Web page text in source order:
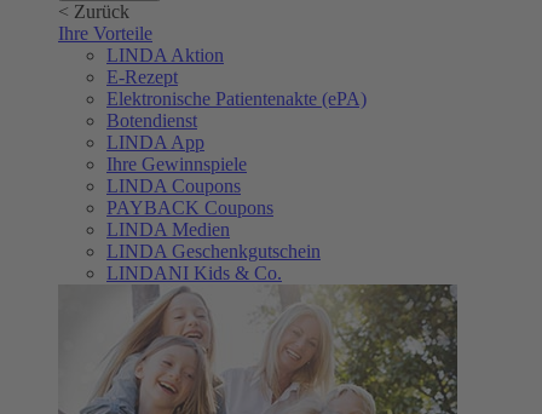
< Zurück
Ihre Vorteile
LINDA Aktion
E-Rezept
Elektronische Patientenakte (ePA)
Botendienst
LINDA App
Ihre Gewinnspiele
LINDA Coupons
PAYBACK Coupons
LINDA Medien
LINDA Geschenkgutschein
LINDANI Kids & Co.